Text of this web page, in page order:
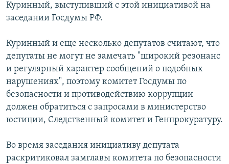
Куринный, выступивший с этой инициативой на
заседании Госдумы РФ.
Куринный и еще несколько депутатов считают, что
депутаты не могут не замечать "широкий резонанс
и регулярный характер сообщений о подобных
нарушениях", поэтому комитет Госдумы по
безопасности и противодействию коррупции
должен обратиться с запросами в министерство
юстиции, Следственный комитет и Генпрокуратуру.
Во время заседания инициативу депутата
раскритиковал замглавы комитета по безопасности